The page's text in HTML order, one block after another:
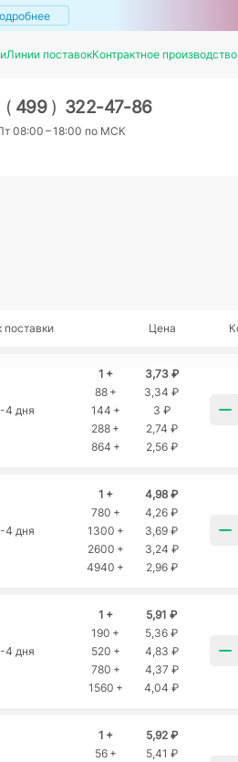
Линии поставокКонтрактное производство
( 499 ) 322-47-86
08:00 – 18:00 по МСК
поставки Цена
4 дня
1 +
3,73 ₽
88 +
3,34 ₽
144 +
3 ₽
288 +
2,74 ₽
864 +
2,56 ₽
4 дня
1 +
4,98 ₽
780 +
4,26 ₽
1300 +
3,69 ₽
2600 +
3,24 ₽
4940 +
2,96 ₽
4 дня
1 +
5,91 ₽
190 +
5,36 ₽
520 +
4,83 ₽
780 +
4,37 ₽
1560 +
4,04 ₽
1 +
5,92 ₽
56 +
5,41 ₽